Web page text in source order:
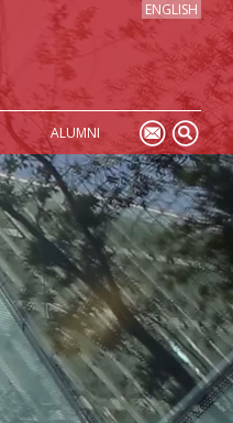
ENGLISH
ALUMNI